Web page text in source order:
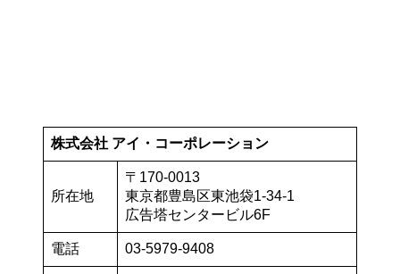
株式会社 アイ・コーポレーション
所在地
〒170-0013
東京都豊島区東池袋1-34-1
広告塔センタービル6F
電話 03-5979-9408